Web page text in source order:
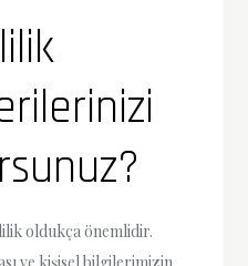
oldukça önemlidir.